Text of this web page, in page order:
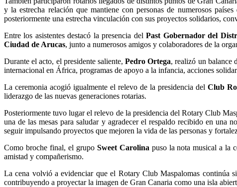
y la estrecha relación que mantiene con personas de numerosos
posteriormente una estrecha vinculación con sus proyectos solidarios,
Entre los asistentes destacó la presencia delPast Gobernador del
Ciudad de Arucas, junto a numerosos amigos y colaboradores de la
Durante el acto, el presidente saliente,Pedro Ortega, realizó un balance
internacional en África, programas de apoyo a la infancia, acciones
La ceremonia acogió igualmente el relevo de la presidencia del Club
liderazgo de las nuevas generaciones rotarias.
Posteriormente tuvo lugar el relevo de la presidencia del Rotary Club
una de las mesas para saludar y agradecer el respaldo recibido en una
seguir impulsando proyectos que mejoren la vida de las personas y
Como broche final, el grupo Sweet Carolina puso la nota musical a la
amistad y compañerismo.
La cena volvió a evidenciar que el Rotary Club Maspalomas continúa
contribuyendo a proyectar la imagen de Gran Canaria como una isla